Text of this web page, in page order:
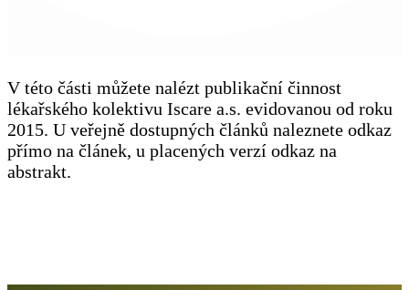
V této části můžete nalézt publikační činnost
lékařského kolektivu Iscare a.s. evidovanou od roku
2015. U veřejně dostupných článků naleznete odkaz
přímo na článek, u placených verzí odkaz na
abstrakt.